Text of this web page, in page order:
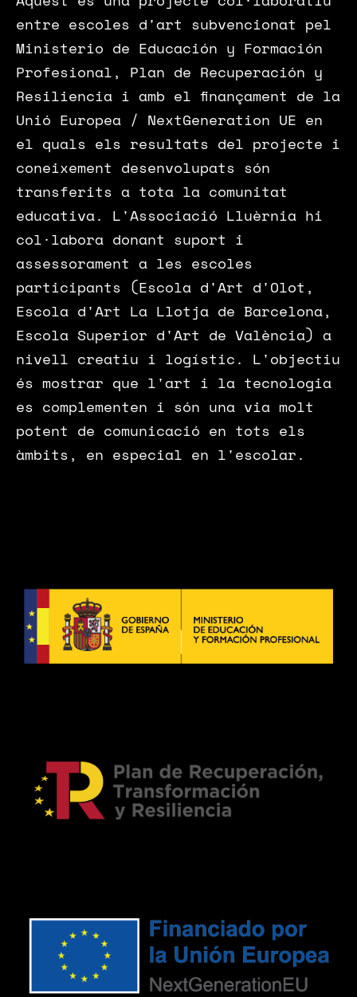
entre escoles d'art subvencionat pel
Ministerio de Educación y Formación
Profesional, Plan de Recuperación y
Resiliencia i amb el finançament de la
Unió Europea / NextGeneration UE en
el quals els resultats del projecte i
coneixement desenvolupats són
transferits a tota la comunitat
educativa. L'Associació Lluèrnia hi
col·labora donant suport i
assessorament a les escoles
participants (Escola d'Art d'Olot,
Escola d'Art La Llotja de Barcelona,
Escola Superior d'Art de València) a
nivell creatiu i logístic. L'objectiu
és mostrar que l'art i la tecnologia
es complementen i són una via molt
potent de comunicació en tots els
àmbits, en especial en l'escolar.